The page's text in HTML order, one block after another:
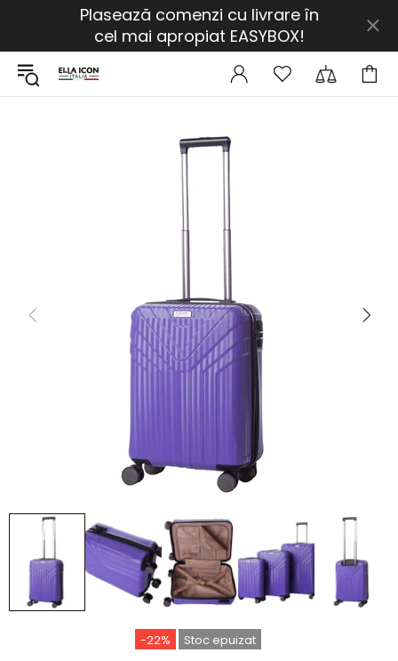
Plasează comenzi cu livrare în
cel mai apropiat EASYBOX!
-22% Stoc epuizat